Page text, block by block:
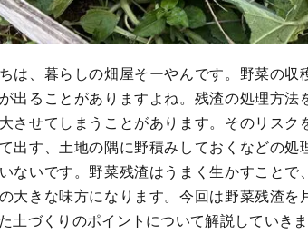
は、暮らしの畑屋そーやんです。野菜の
出ることがありますよね。残渣の処理方
させてしまうことがあります。そのリス
出す、土地の隅に野積みしておくなどの
ないです。野菜残渣はうまく生かすこと
大きな味方になります。今回は野菜残渣を
土づくりのポイントについて解説していきま